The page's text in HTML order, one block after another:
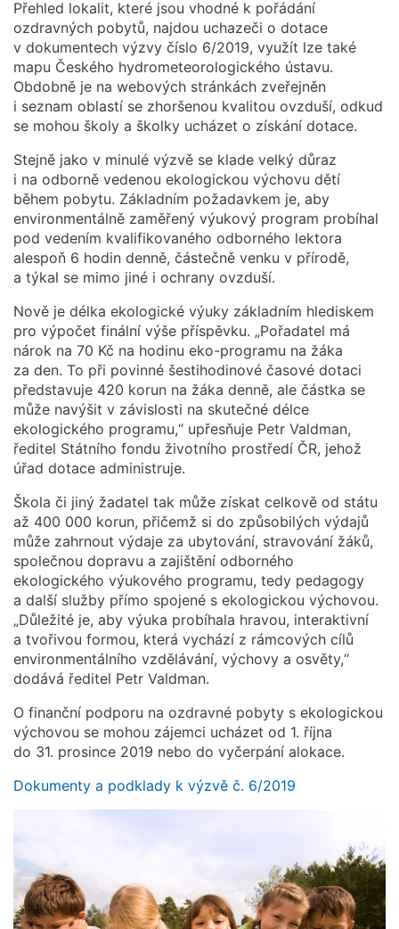
Přehled lokalit, které jsou vhodné k pořádání
ozdravných pobytů, najdou uchazeči o dotace
v dokumentech výzvy číslo 6/2019, využít lze také
mapu Českého hydrometeorologického ústavu.
Obdobně je na webových stránkách zveřejněn
i seznam oblastí se zhoršenou kvalitou ovzduší, odkud
se mohou školy a školky ucházet o získání dotace.
Stejně jako v minulé výzvě se klade velký důraz
i na odborně vedenou ekologickou výchovu dětí
během pobytu. Základním požadavkem je, aby
environmentálně zaměřený výukový program probíhal
pod vedením kvalifikovaného odborného lektora
alespoň 6 hodin denně, částečně venku v přírodě,
a týkal se mimo jiné i ochrany ovzduší.
Nově je délka ekologické výuky základním hlediskem
pro výpočet finální výše příspěvku. „Pořadatel má
nárok na 70 Kč na hodinu eko-programu na žáka
za den. To při povinné šestihodinové časové dotaci
představuje 420 korun na žáka denně, ale částka se
může navýšit v závislosti na skutečné délce
ekologického programu,“ upřesňuje Petr Valdman,
ředitel Státního fondu životního prostředí ČR, jehož
úřad dotace administruje.
Škola či jiný žadatel tak může získat celkově od státu
až 400 000 korun, přičemž si do způsobilých výdajů
může zahrnout výdaje za ubytování, stravování žáků,
společnou dopravu a zajištění odborného
ekologického výukového programu, tedy pedagogy
a další služby přímo spojené s ekologickou výchovou.
„Důležité je, aby výuka probíhala hravou, interaktivní
a tvořivou formou, která vychází z rámcových cílů
environmentálního vzdělávání, výchovy a osvěty,“
dodává ředitel Petr Valdman.
O finanční podporu na ozdravné pobyty s ekologickou
výchovou se mohou zájemci ucházet od 1. října
do 31. prosince 2019 nebo do vyčerpání alokace.
Dokumenty a podklady k výzvě č. 6/2019